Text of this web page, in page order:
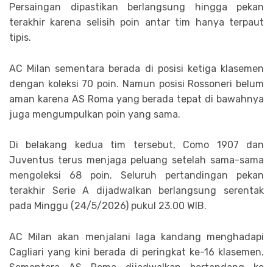
Persaingan dipastikan berlangsung hingga pekan
terakhir karena selisih poin antar tim hanya terpaut
tipis.
AC Milan sementara berada di posisi ketiga klasemen
dengan koleksi 70 poin. Namun posisi Rossoneri belum
aman karena AS Roma yang berada tepat di bawahnya
juga mengumpulkan poin yang sama.
Di belakang kedua tim tersebut, Como 1907 dan
Juventus terus menjaga peluang setelah sama-sama
mengoleksi 68 poin. Seluruh pertandingan pekan
terakhir Serie A dijadwalkan berlangsung serentak
pada Minggu (24/5/2026) pukul 23.00 WIB.
AC Milan akan menjalani laga kandang menghadapi
Cagliari yang kini berada di peringkat ke-16 klasemen.